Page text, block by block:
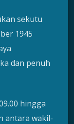
sekutu
1945
dan penuh
hingga
antara wakil-